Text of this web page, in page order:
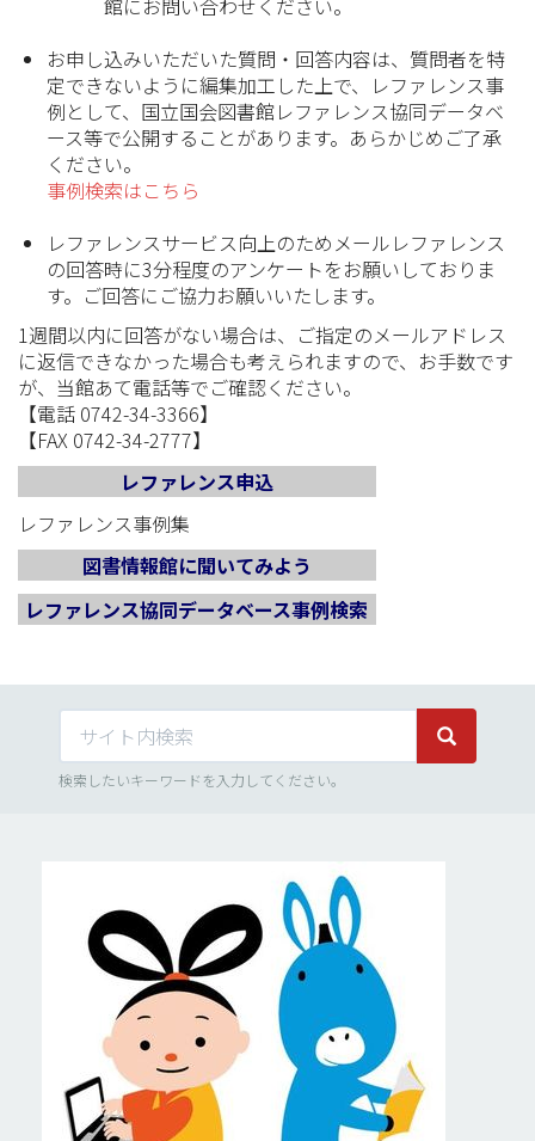
館にお問い合わせください。
お申し込みいただいた質問・回答内容は、質問者を特
定できないように編集加工した上で、レファレンス事
例として、国立国会図書館レファレンス協同データベ
ース等で公開することがあります。あらかじめご了承
ください。
事例検索はこちら
レファレンスサービス向上のためメールレファレンス
の回答時に3分程度のアンケートをお願いしておりま
す。ご回答にご協力お願いいたします。
1週間以内に回答がない場合は、ご指定のメールアドレス
に返信できなかった場合も考えられますので、お手数です
が、当館あて電話等でご確認ください。
【電話 0742-34-3366】
【FAX 0742-34-2777】
レファレンス申込
レファレンス事例集
図書情報館に聞いてみよう
レファレンス協同データベース事例検索
サイト内検索 サイト内
検索したいキーワードを入力してください。